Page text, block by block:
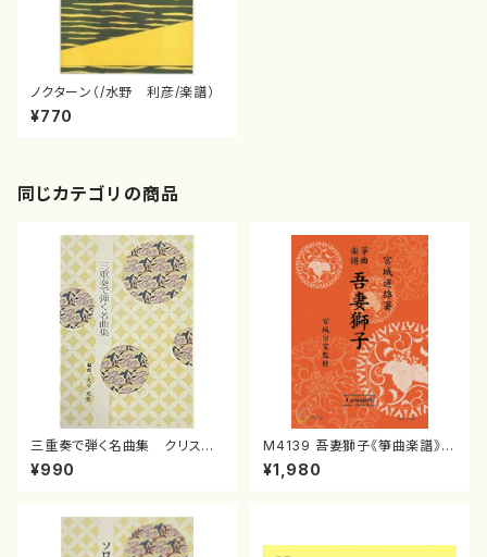
ノクターン（/水野 利彦/楽譜）
¥770
同じカテゴリの商品
三重奏で弾く名曲集 クリスマ
スメドレー( 箏2/大平光美 編
曲/楽譜）
¥990
M4139 吾妻獅子《箏曲楽譜》
（箏/宮城道雄著・宮城宗家監修/
箏曲古典楽譜）
¥1,980